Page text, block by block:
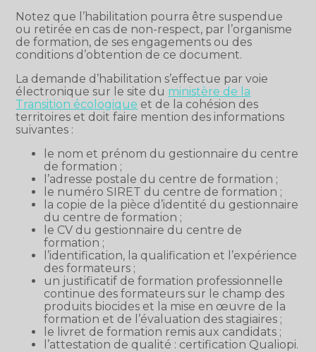
Notez que l’habilitation pourra être suspendue
ou retirée en cas de non-respect, par l’organisme
de formation, de ses engagements ou des
conditions d’obtention de ce document.
La demande d’habilitation s’effectue par voie
électronique sur le site du ministère de la
Transition écologique et de la cohésion des
territoires et doit faire mention des informations
suivantes :
le nom et prénom du gestionnaire du centre
de formation ;
l’adresse postale du centre de formation ;
le numéro SIRET du centre de formation ;
la copie de la pièce d’identité du gestionnaire
du centre de formation ;
le CV du gestionnaire du centre de
formation ;
l’identification, la qualification et l’expérience
des formateurs ;
un justificatif de formation professionnelle
continue des formateurs sur le champ des
produits biocides et la mise en œuvre de la
formation et de l’évaluation des stagiaires ;
le livret de formation remis aux candidats ;
l’attestation de qualité : certification Qualiopi.